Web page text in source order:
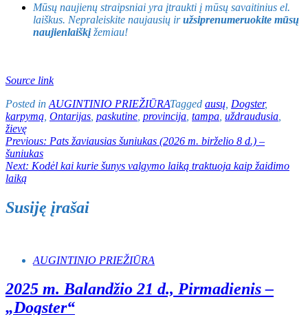
Mūsų naujienų straipsniai yra įtraukti į mūsų savaitinius el.
laiškus. Nepraleiskite naujausių iružsiprenumeruokite mūsų
naujienlaiškįžemiau!
Source link
Posted in AUGINTINIO PRIEŽIŪRATagged ausų Dogster,
karpymą Ontarijas paskutine provincija tampa uždraudusia
žievę
Navigacija
tarp
įrašų
Previous: Pats žaviausias šuniukas (2026 m. birželio 8 d.) –
šuniukas
Next: Kodėl kai kurie šunys valgymo laiką traktuoja kaip žaidimo
laiką
Susiję įrašai
AUGINTINIO PRIEŽIŪRA
2025 m. Balandžio 21 d., Pirmadienis –
„Dogster“